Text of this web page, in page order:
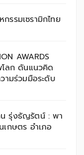
รรมเซรามิกไทย
AWARDS
โลก ดันแนวคิด
ามร่วมมือระดับ
รุ่งธัญรัตน์ : พา
กษตร อำเภอ